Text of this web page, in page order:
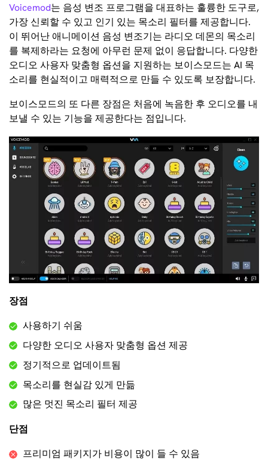
Voicemod는 음성 변조 프로그램을 대표하는 훌륭한 도구로,
가장 신뢰할 수 있고 인기 있는 목소리 필터를 제공합니다.
이 뛰어난 애니메이션 음성 변조기는 라디오 데몬의 목소리
를 복제하라는 요청에 아무런 문제 없이 응답합니다. 다양한
오디오 사용자 맞춤형 옵션을 지원하는 보이스모드는 AI 목
소리를 현실적이고 매력적으로 만들 수 있도록 보장합니다.
보이스모드의 또 다른 장점은 처음에 녹음한 후 오디오를 내
보낼 수 있는 기능을 제공한다는 점입니다.
장점
사용하기 쉬움
다양한 오디오 사용자 맞춤형 옵션 제공
정기적으로 업데이트됨
목소리를 현실감 있게 만듦
많은 멋진 목소리 필터 제공
단점
프리미엄 패키지가 비용이 많이 들 수 있음